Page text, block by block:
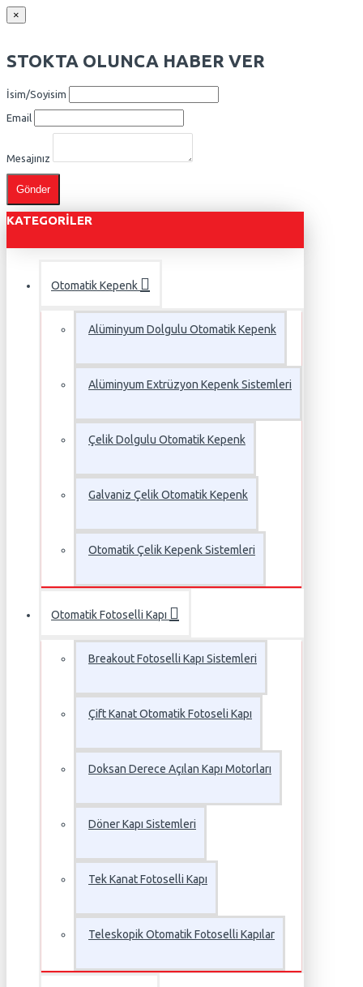
×
STOKTA OLUNCA HABER VER
İsim/Soyisim
Email
Mesajınız
Gönder
KATEGORILER
Otomatik Kepenk
Alüminyum Dolgulu Otomatik Kepenk
Alüminyum Extrüzyon Kepenk Sistemleri
Çelik Dolgulu Otomatik Kepenk
Galvaniz Çelik Otomatik Kepenk
Otomatik Çelik Kepenk Sistemleri
Otomatik Fotoselli Kapı
Breakout Fotoselli Kapı Sistemleri
Çift Kanat Otomatik Fotoseli Kapı
Doksan Derece Açılan Kapı Motorları
Döner Kapı Sistemleri
Tek Kanat Fotoselli Kapı
Teleskopik Otomatik Fotoselli Kapılar